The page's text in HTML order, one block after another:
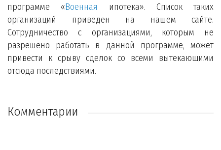
программе «Военная
ипотека». Список таких
организаций приведен на нашем сайте.
Сотрудничество с организациями, которым не
разрешено работать в данной программе, может
привести к срыву сделок со всеми вытекающими
отсюда последствиями.
Комментарии